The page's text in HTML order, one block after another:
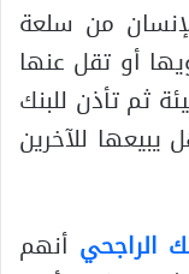
من سلعة
أو تقل عنها
ثم تأذن للبنك
يبيعها للآخرين
الراجحي أنهم